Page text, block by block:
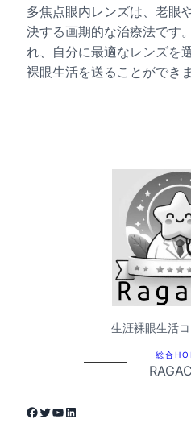
多焦点眼内レンズは、老眼
決する画期的な治療法です
れ、自分に最適なレンズを
裸眼生活を送ることができま
生涯裸眼生活
総合
Facebook Twitter YouTube LinkedIn